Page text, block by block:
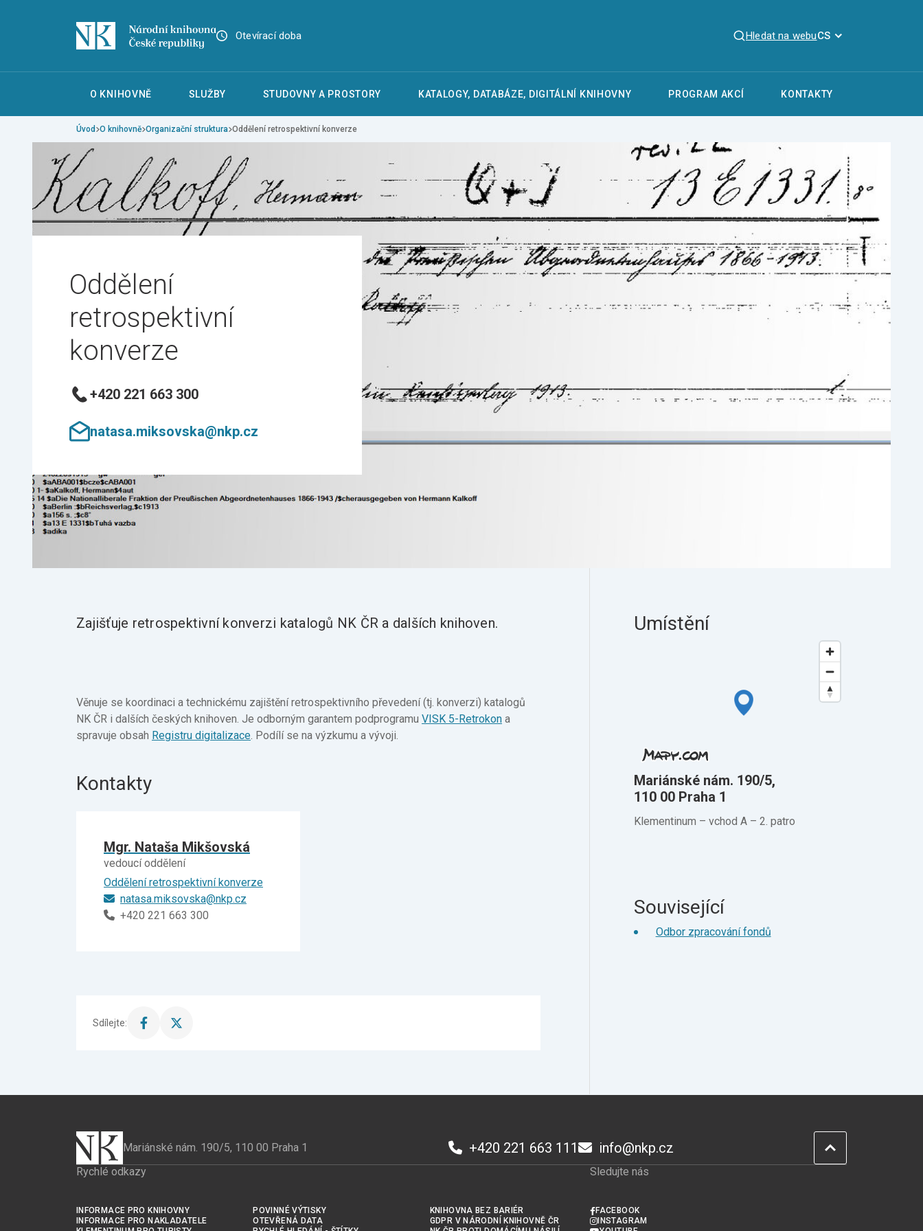
Otevírací doba Hledat na webuCS
O KNIHOVNĚ SLUŽBY STUDOVNY A PROSTORY KATALOGY, DATABÁZE, DIGITÁLNÍ KNIHOVNY PROGRAM AKCÍ KONTAKTY
Úvod O knihovně Organizační struktura Oddělení retrospektivní konverze
Oddělení
retrospektivní
konverze
+420 221 663 300
natasa.miksovska@nkp.cz
Umístění
Mariánské nám. 190/5,
110 00 Praha 1
Klementinum –⁠ vchod A –⁠ 2. patro
Zajišťuje retrospektivní konverzi katalogů NK ČR a dalších knihoven.
Věnuje se koordinaci a technickému zajištění retrospektivního převedení (tj. konverzi) katalogů
NK ČR i dalších českých knihoven. Je odborným garantem podprogramu VISK 5-Retrokon a
spravuje obsah Registru digitalizace. Podílí se na výzkumu a vývoji.
Kontakty
Mgr. Nataša Mikšovská
vedoucí oddělení
Oddělení retrospektivní konverze
natasa.miksovska@nkp.cz
+420 221 663 300
Sdílejte:
Sdílet
Sdílet
Související
Odbor zpracování fondů
Mariánské nám. 190/5, 110 00 Praha 1 +420 221 663 111 info@nkp.cz
Rychlé odkazy
INFORMACE PRO KNIHOVNY
INFORMACE PRO NAKLADATELE
POVINNÉ VÝTISKY
OTEVŘENÁ DATA
KNIHOVNA BEZ BARIÉR
GDPR V NÁRODNÍ KNIHOVNĚ ČR
Sledujte nás
FACEBOOK
INSTAGRAM